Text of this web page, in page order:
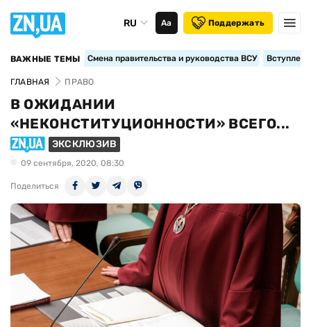
RU Аа Поддержать
ВАЖНЫЕ ТЕМЫ Смена правительства и руководства ВСУ
ГЛАВНАЯ ПРАВО
В ОЖИДАНИИ
«НЕКОНСТИТУЦИОННОСТИ» ВСЕГО...
ЭКСКЛЮЗИВ
09 сентября, 2020, 08:30
Поделиться